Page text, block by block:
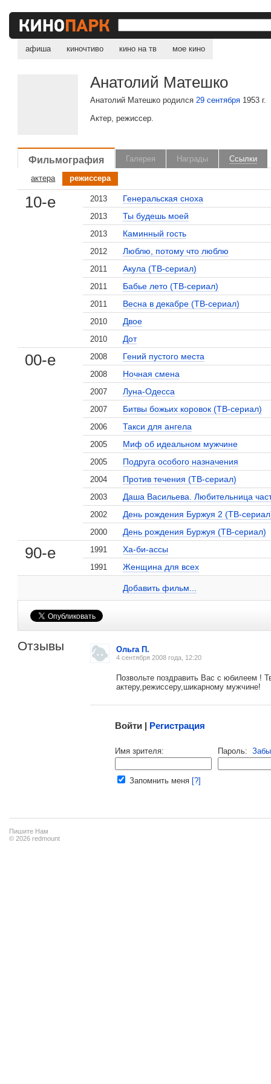
афиша киночтиво кино на тв мое кино
Анатолий Матешко
Анатолий Матешко родился29 сентября 1953 г.
Актер, режиссер.
Фильмография Галерея Награды Ссылки
актера режиссера
1981 Петля Ориона
1980 Звон уходящего лета
1979 Весь мир в глазах твоих
1979 Осенний марафон
1977 Бирюк
1976 Канал
10-е 2013 Генеральская сноха
2013 Ты будешь моей
2013 Каминный гость
2012 Люблю, потому что люблю
2011 Акула (ТВ-сериал)
2011 Бабье лето (ТВ-сериал)
2011 Весна в декабре (ТВ-сериал)
2010 Двое
2010 Дот
00-е 2008 Гений пустого места
2008 Ночная смена
2007 Луна-Одесса
2007 Битвы божьих коровок (ТВ-сериал)
2006 Такси для ангела
2005 Миф об идеальном мужчине
2005 Подруга особого назначения
2004 Против течения (ТВ-сериал)
2003 Даша Васильева. Любительница
2002 День рождения Буржуя 2 (ТВ-
2000 День рождения Буржуя (ТВ-сериал)
90-е 1991 Ха-би-ассы
1991 Женщина для всех
Добавить фильм...
Анатолий Матешко на сайте Кино-Театр.ru
Отзывы Ольга П.
4 сентября 2008 года, 12:20
Позвольте поздравить Вас с юбилеем !
актеру,режиссеру,шикарному мужчине!
, поделитесь своим мнением
Малосодержательные и грубые отзывы нещадно
Войти | Регистрация
Имя зрителя: Пароль:
Запомнить меня [?]
Пишите Нам
© 2026 redmount